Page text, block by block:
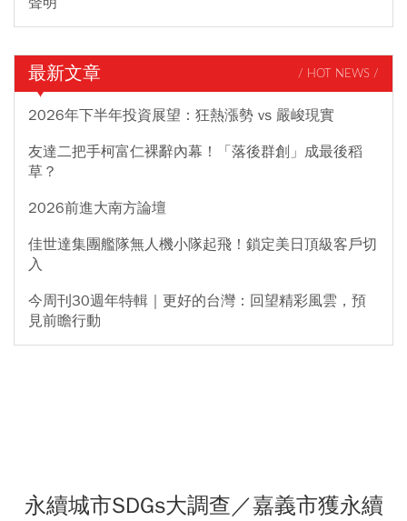
最新文章 / HOT NEWS /
2026年下半年投資展望：狂熱漲勢 vs 嚴峻現實
友達二把手柯富仁裸辭內幕！「落後群創」成最後稻
草？
2026前進大南方論壇
佳世達集團艦隊無人機小隊起飛！鎖定美日頂級客戶切
入
今周刊30週年特輯｜更好的台灣：回望精彩風雲，預
見前瞻行動
永續城市SDGs大調查／嘉義市獲永續